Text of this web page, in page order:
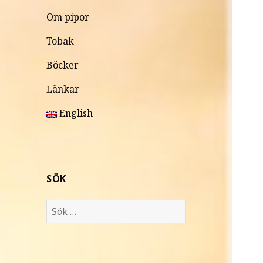
Om pipor
Tobak
Böcker
Länkar
English
SÖK
S
ö